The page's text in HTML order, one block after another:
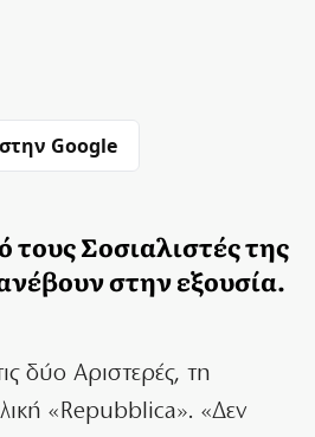
Google
Σοσιαλιστές της
στην εξουσία.
δύο Αριστερές, τη
«Repubblica». «Δεν